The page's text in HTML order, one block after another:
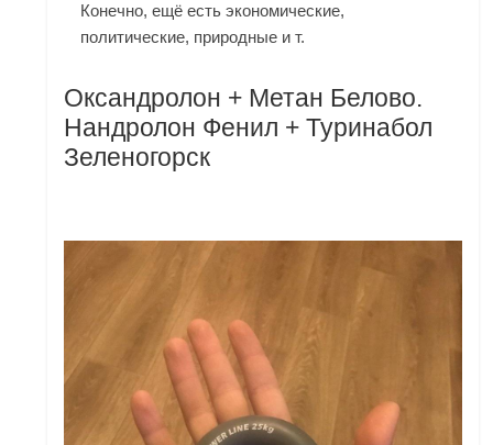
Конечно, ещё есть экономические,
политические, природные и т.
Оксандролон + Метан Белово.
Нандролон Фенил + Туринабол
Зеленогорск